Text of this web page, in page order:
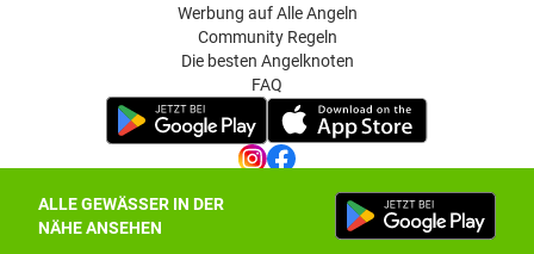
ALLE GEWÄSSER IN DER
NÄHE ANSEHEN
Werbung auf Alle Angeln
Community Regeln
Die besten Angelknoten
FAQ
Datenschutz-Einstellungen